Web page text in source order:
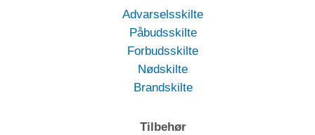
Advarselsskilte
Påbudsskilte
Forbudsskilte
Nødskilte
Brandskilte
Tilbehør